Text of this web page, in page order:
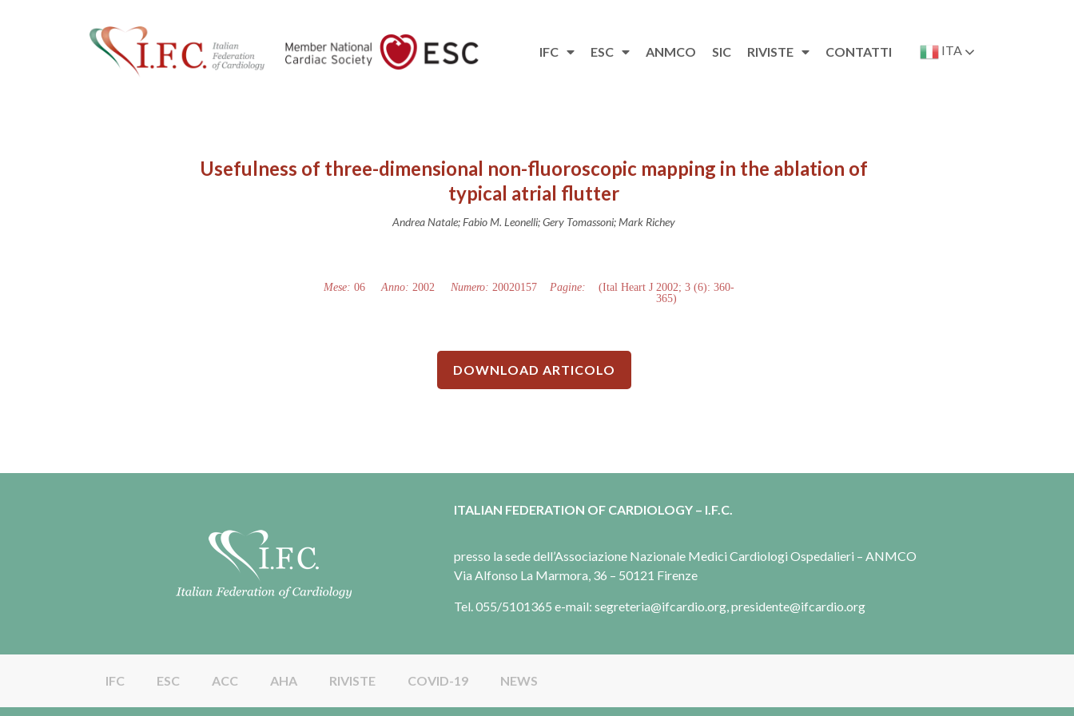
IFC ESC ANMCO SIC RIVISTE CONTATTI ITA
Usefulness of three-dimensional non-fluoroscopic mapping in the ablation of
typical atrial flutter
Andrea Natale; Fabio M. Leonelli; Gery Tomassoni; Mark Richey
Mese: 06 Anno: 2002 Numero: 20020157 Pagine:
(Ital Heart J 2002; 3 (6): 360-
365)
DOWNLOAD ARTICOLO
ITALIAN FEDERATION OF CARDIOLOGY – I.F.C.
presso la sede dell’Associazione Nazionale Medici Cardiologi Ospedalieri – ANMCO
Via Alfonso La Marmora, 36 – 50121 Firenze
Tel. 055/5101365 e-mail: segreteria@ifcardio.org, presidente@ifcardio.org
IFC ESC ACC AHA RIVISTE COVID-19 NEWS